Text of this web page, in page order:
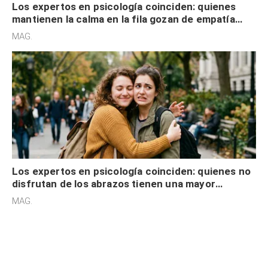
Los expertos en psicología coinciden: quienes
mantienen la calma en la fila gozan de empatía
cognitiva, gratitud y no solo tienen autocontrol
MAG.
Los expertos en psicología coinciden: quienes no
disfrutan de los abrazos tienen una mayor
sensibilidad a los estímulos físicos y no es por
MAG.